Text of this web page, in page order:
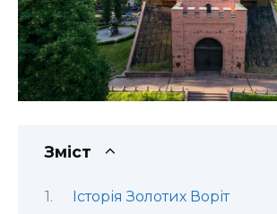
Зміст
Історія Золотих Воріт